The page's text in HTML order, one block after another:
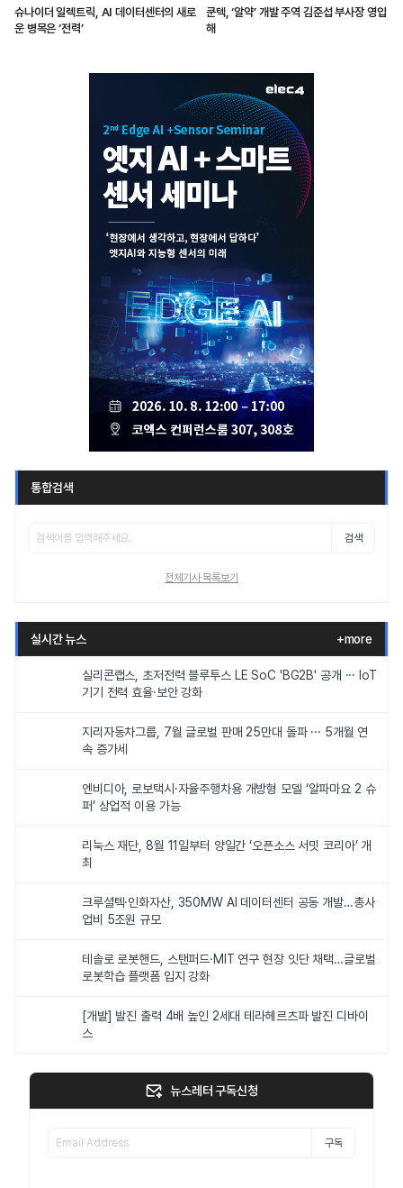
슈나이더 일렉트릭, AI 데이터센터의 새로
운 병목은 ‘전력’
쿤텍, ‘알약’ 개발 주역 김준섭 부사장 영입
해
통합검색
검색
전체기사 목록보기
실시간 뉴스 +more
실리콘랩스, 초저전력 블루투스 LE SoC 'BG2B' 공개 ··· IoT
기기 전력 효율·보안 강화
지리자동차그룹, 7월 글로벌 판매 25만대 돌파 ··· 5개월 연
속 증가세
엔비디아, 로보택시·자율주행차용 개방형 모델 ‘알파마요 2 슈
퍼’ 상업적 이용 가능
리눅스 재단, 8월 11일부터 양일간 ‘오픈소스 서밋 코리아’ 개
최
크루셜텍·인화자산, 350MW AI 데이터센터 공동 개발…총사
업비 5조원 규모
테솔로 로봇핸드, 스탠퍼드·MIT 연구 현장 잇단 채택…글로벌
로봇학습 플랫폼 입지 강화
[개발] 발진 출력 4배 높인 2세대 테라헤르츠파 발진 디바이
스
뉴스레터 구독신청
구독